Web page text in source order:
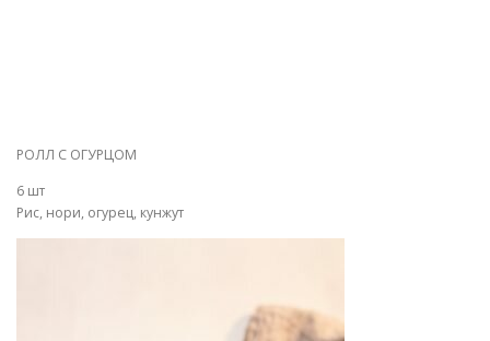
РОЛЛ С ОГУРЦОМ
6 шт
Рис, нори, огурец, кунжут